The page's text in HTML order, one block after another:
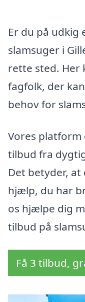
Er du på udkig
slamsuger i
rette sted. Her
fagfolk, der
behov for
Vores
tilbud fra
Det betyder,
hjælp, du har
os hjælpe dig
tilbud på
Få 3 tilbud,